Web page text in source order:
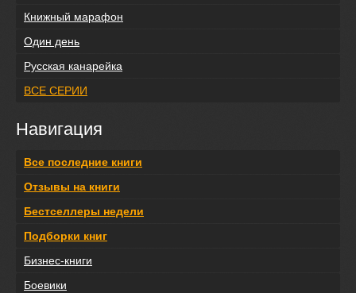
Книжный марафон
Один день
Русская канарейка
ВСЕ СЕРИИ
Навигация
Все последние книги
Отзывы на книги
Бестселлеры недели
Подборки книг
Бизнес-книги
Боевики